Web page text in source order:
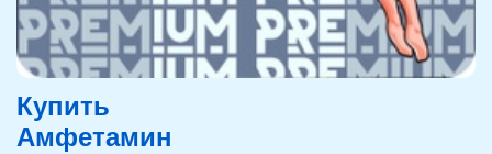
Купить
Амфетамин